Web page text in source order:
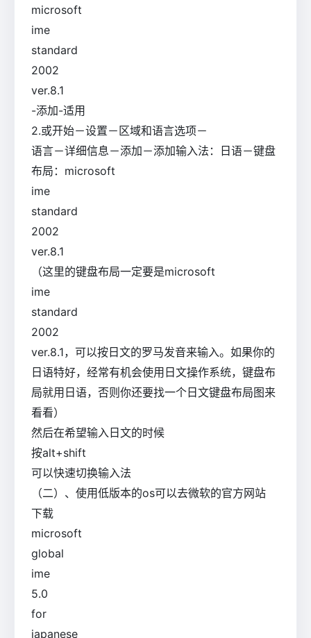
microsoft
ime
standard
2002
ver.8.1
-添加-适用
2.或开始－设置－区域和语言选项－
语言－详细信息－添加－添加输入法：日语－键盘
布局：microsoft
ime
standard
2002
ver.8.1
（这里的键盘布局一定要是microsoft
ime
standard
2002
ver.8.1，可以按日文的罗马发音来输入。如果你的
日语特好，经常有机会使用日文操作系统，键盘布
局就用日语，否则你还要找一个日文键盘布局图来
看看）
然后在希望输入日文的时候
按alt+shift
可以快速切换输入法
（二）、使用低版本的os可以去微软的官方网站
下载
microsoft
global
ime
5.0
for
japanese